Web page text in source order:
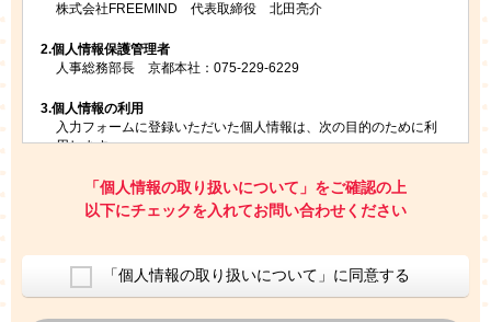
株式会社FREEMIND 代表取締役 北田亮介
2.個人情報保護管理者
人事総務部長 京都本社：075-229-6229
3.個人情報の利用
入力フォームに登録いただいた個人情報は、次の目的のために利
用します。
お問い合わせにお答えするため
レプトンのキャンペーンや新商品（新サービス）、新規開講教
室等をご案内するため
ご利用者の個人情報を、本人が特定されないデータに不可逆変
換した上で、広告・宣伝・販売促進活動に役立てること
上記の利用目的のために第三者へ提供すること
「個人情報の取り扱いについて」をご確認の上
以下にチェックを入れてお問い合わせください
「個人情報の取り扱いについて」に同意する